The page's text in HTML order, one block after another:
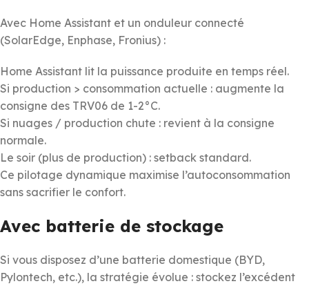
Avec Home Assistant et un onduleur connecté
(SolarEdge, Enphase, Fronius) :
Home Assistant lit la puissance produite en temps réel.
Si production > consommation actuelle : augmente la
consigne des TRV06 de 1-2°C.
Si nuages / production chute : revient à la consigne
normale.
Le soir (plus de production) : setback standard.
Ce pilotage dynamique maximise l’autoconsommation
sans sacrifier le confort.
Avec batterie de stockage
Si vous disposez d’une batterie domestique (BYD,
Pylontech, etc.), la stratégie évolue : stockez l’excédent